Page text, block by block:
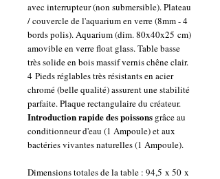
avec interrupteur (non submersible). Plateau
/ couvercle de l'aquarium en verre (8mm - 4
bords polis). Aquarium (dim. 80x40x25 cm)
amovible en verre float glass. Table basse
très solide en bois massif vernis chêne clair.
4 Pieds réglables très résistants en acier
chromé (belle qualité) assurent une stabilité
parfaite. Plaque rectangulaire du créateur.
Introduction rapide des poissons grâce au
conditionneur d'eau (1 Ampoule) et aux
bactéries vivantes naturelles (1 Ampoule).
Dimensions totales de la table : 94,5 x 50 x